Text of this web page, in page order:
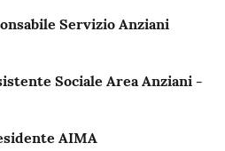
Servizio Anziani
Sociale Area Anziani -
AIMA